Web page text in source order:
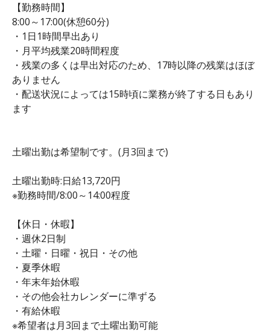
【勤務時間】
8:00～17:00(休憩60分)
・1日1時間早出あり
・月平均残業20時間程度
・残業の多くは早出対応のため、17時以降の残業はほぼ
ありません
・配送状況によっては15時頃に業務が終了する日もあり
ます
土曜出勤は希望制です。(月3回まで)
土曜出勤時:日給13,720円
※勤務時間/8:00～14:00程度
【休日・休暇】
・週休2日制
・土曜・日曜・祝日・その他
・夏季休暇
・年末年始休暇
・その他会社カレンダーに準ずる
・有給休暇
※希望者は月3回まで土曜出勤可能